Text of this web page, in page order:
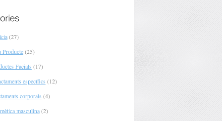
(27)
Producte(25)
Facials (17)
específics (12)
corporals (4)
masculina(2)